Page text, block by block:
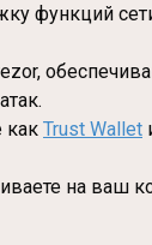
функций
как Trust Wallet
на ваш